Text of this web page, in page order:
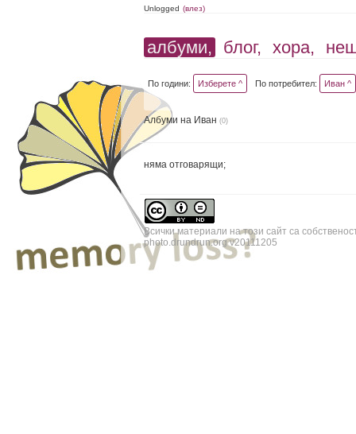
Unlogged (влез)
албуми, блог, хора,
По години: Изберете ^ По потребител: Иван ^
Албуми на Иван(0)
няма отговарящи;
Всички материали на този сайт са
photo.drundrun.org v20111205